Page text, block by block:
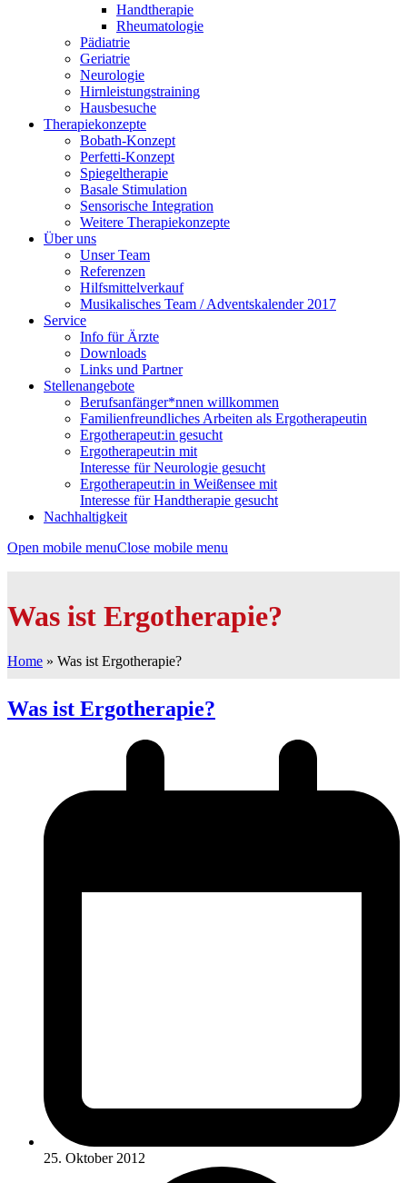
Handtherapie
Rheumatologie
Pädiatrie
Geriatrie
Neurologie
Hirnleistungstraining
Hausbesuche
Therapiekonzepte
Bobath-Konzept
Perfetti-Konzept
Spiegeltherapie
Basale Stimulation
Sensorische Integration
Weitere Therapiekonzepte
Über uns
Unser Team
Referenzen
Hilfsmittelverkauf
Musikalisches Team / Adventskalender 2017
Service
Info für Ärzte
Downloads
Links und Partner
Stellenangebote
Berufsanfänger*nnen willkommen
Familienfreundliches Arbeiten als Ergotherapeutin
Ergotherapeut:in gesucht
Ergotherapeut:in mit
Interesse für Neurologie gesucht
Ergotherapeut:in in Weißensee mit
Interesse für Handtherapie gesucht
Nachhaltigkeit
Open mobile menuClose mobile menu
Was ist Ergotherapie?
Home » Was ist Ergotherapie?
Was ist Ergotherapie?
25. Oktober 2012